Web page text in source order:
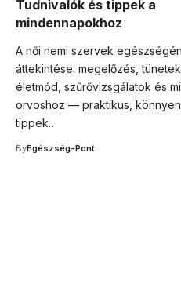
Tudnivalók és tippek a
mindennapokhoz
A női nemi szervek
áttekintése: megelőzés,
életmód, szűrővizsgálatok és
orvoshoz — praktikus,
tippek…
ByEgészség-Pont